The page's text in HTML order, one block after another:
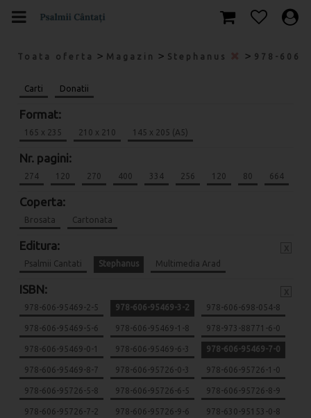
Toata oferta > Magazin > Stephanus > 978-606-
Carti Donatii
Format:
165 x 235 210 x 210 145 x 205 (A5)
Nr. pagini:
274 120 270 400 334 256 120 80 664
Coperta:
Brosata Cartonata
Editura:
Psalmii Cantati Stephanus Multimedia Arad
ISBN:
978-606-95469-2-5 978-606-95469-3-2 978-606-698-054-8
978-606-95469-5-6 978-606-95469-1-8 978-973-88771-6-0
978-606-95469-0-1 978-606-95469-6-3 978-606-95469-7-0
978-606-95469-8-7 978-606-95726-0-3 978-606-95726-1-0
978-606-95726-5-8 978-606-95726-6-5 978-606-95726-8-9
978-606-95726-7-2 978-606-95726-9-6 978-630-95153-0-8